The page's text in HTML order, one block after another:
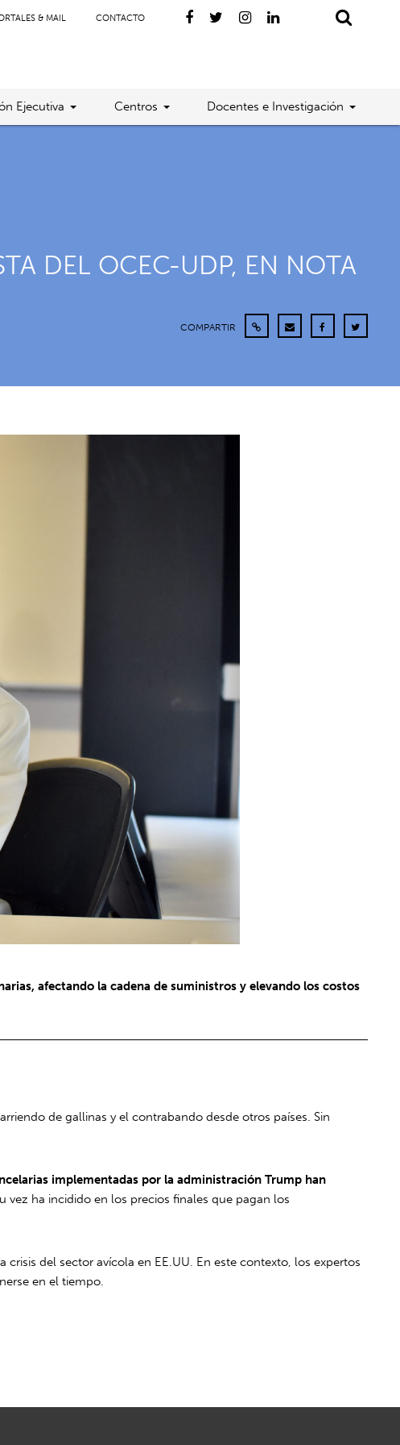
& MAIL CONTACTO
Ejecutiva Centros Docentes e Investigación
DEL OCEC-UDP, EN NOTA
COMPARTIR
afectando la cadena de suministros y elevando los costos
de gallinas y el contrabando desde otros países. Sin
implementadas por la administración Trump han
vez ha incidido en los precios finales que pagan los
del sector avícola en EE.UU. En este contexto, los expertos
en el tiempo.